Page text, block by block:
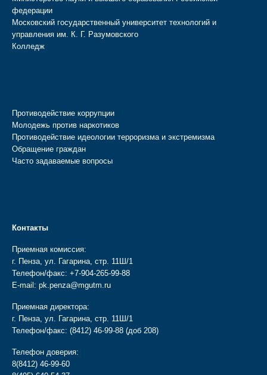
федерации
Московский государственный университет технологий и
управления им. К. Г. Разумовского
Колледж
Противодействие коррупции
Молодежь против наркотиков
Противодействие идеологии терроризма и экстремизма
Обращение граждан
Часто задаваемые вопросы
Контакты
Приемная комиссия:
г. Пенза, ул. Гагарина, стр. 11Ш/1
Телефон/факс: +7-904-265-99-88
E-mail: pk.penza@mgutm.ru
Приемная директора:
г. Пенза, ул. Гагарина, стр. 11Ш/1
Телефон/факс: (8412) 46-99-88 (доб 208)
Телефон доверия:
8(8412) 46-99-60